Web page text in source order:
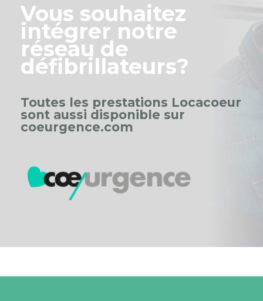
Vous souhaitez
intégrer notre
réseau de
défibrillateurs?
Toutes les prestations Locacoeur
sont aussi disponible sur
coeurgence.com